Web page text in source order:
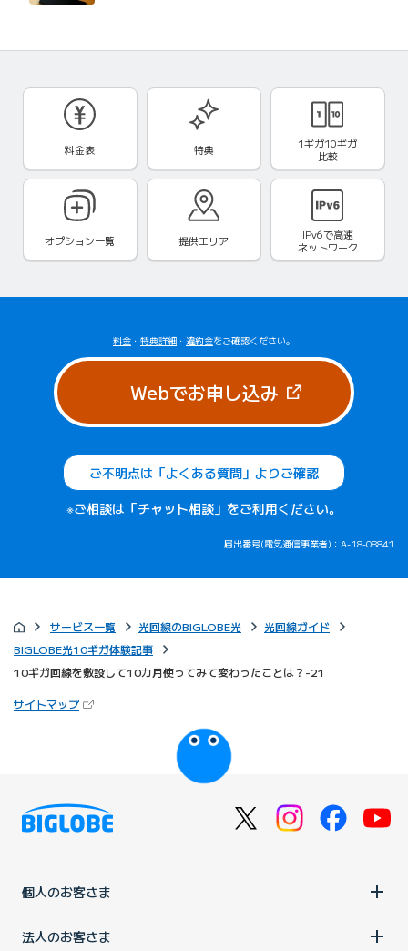
料金表 特典
1ギガ10ギガ
比較
オプション一覧 提供エリア IPv6で高速
ネットワーク
料金 ・ 特典詳細 ・ 違約金をご確認ください。
Webでお申し込み（新しいタブ
ご不明点は「よくある質問」よりご確認
※ご相談は「チャット相談」をご利用ください。
届出番号(電気通信事業者)：A-18-08841
サービス一覧 光回線のBIGLOBE光
光回線ガイド
BIGLOBE光10ギガ体験記事
10ギガ回線を敷設して10カ月使ってみて変わったことは？-21
サイトマップ（新しいタブで開きます）
びっぷるのページ
個人のお客さま
法人のお客さま